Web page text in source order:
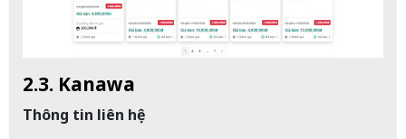
2.3. Kanawa
Thông tin liên hệ